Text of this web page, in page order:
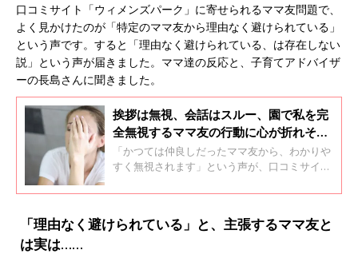
口コミサイト「ウィメンズパーク」に寄せられるママ友問題で、
よく見かけたのが「特定のママ友から理由なく避けられている」
という声です。すると「理由なく避けられている、は存在しない
説」という声が届きました。ママ達の反応と、子育てアドバイザ
ーの長島さんに聞きました。
挨拶は無視、会話はスルー、園で私を完
全無視するママ友の行動に心が折れそう
【子育てアドバイザーに聞く】
「かつては仲良しだったママ友から、わかりや
すく無視されます」という声が、口コミサイト
らは励ましの声と対処方法が寄せられ、子育て
「理由なく避けられている」と、主張するママ友と
は実は……